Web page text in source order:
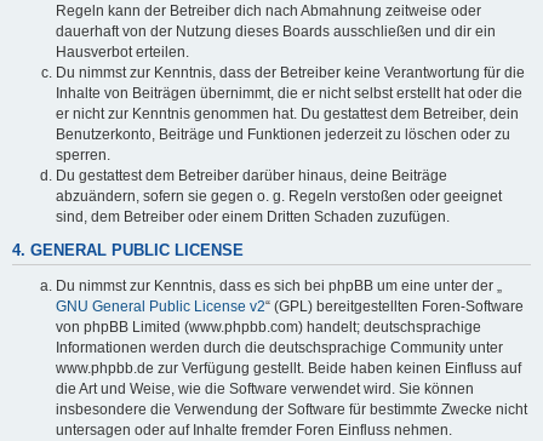
Regeln kann der Betreiber dich nach Abmahnung zeitweise oder
dauerhaft von der Nutzung dieses Boards ausschließen und dir ein
Hausverbot erteilen.
Du nimmst zur Kenntnis, dass der Betreiber keine Verantwortung für die
Inhalte von Beiträgen übernimmt, die er nicht selbst erstellt hat oder die
er nicht zur Kenntnis genommen hat. Du gestattest dem Betreiber, dein
Benutzerkonto, Beiträge und Funktionen jederzeit zu löschen oder zu
sperren.
Du gestattest dem Betreiber darüber hinaus, deine Beiträge
abzuändern, sofern sie gegen o. g. Regeln verstoßen oder geeignet
sind, dem Betreiber oder einem Dritten Schaden zuzufügen.
4. GENERAL PUBLIC LICENSE
Du nimmst zur Kenntnis, dass es sich bei phpBB um eine unter der „
GNU General Public License v2“ (GPL) bereitgestellten Foren-Software
von phpBB Limited (www.phpbb.com) handelt; deutschsprachige
Informationen werden durch die deutschsprachige Community unter
www.phpbb.de zur Verfügung gestellt. Beide haben keinen Einfluss auf
die Art und Weise, wie die Software verwendet wird. Sie können
insbesondere die Verwendung der Software für bestimmte Zwecke nicht
untersagen oder auf Inhalte fremder Foren Einfluss nehmen.